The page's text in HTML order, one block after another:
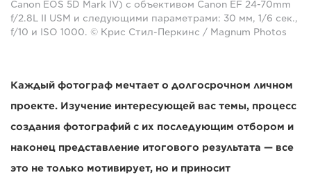
Canon EOS 5D Mark IV) с объективом Canon EF 24-70mm
f/2.8L II USM и следующими параметрами: 30 мм, 1/6 сек.,
f/10 и ISO 1000. © Крис Стил-Перкинс / Magnum Photos
Каждый фотограф мечтает о долгосрочном личном
проекте. Изучение интересующей вас темы, процесс
создания фотографий с их последующим отбором и
наконец представление итогового результата — все
это не только мотивирует, но и приносит